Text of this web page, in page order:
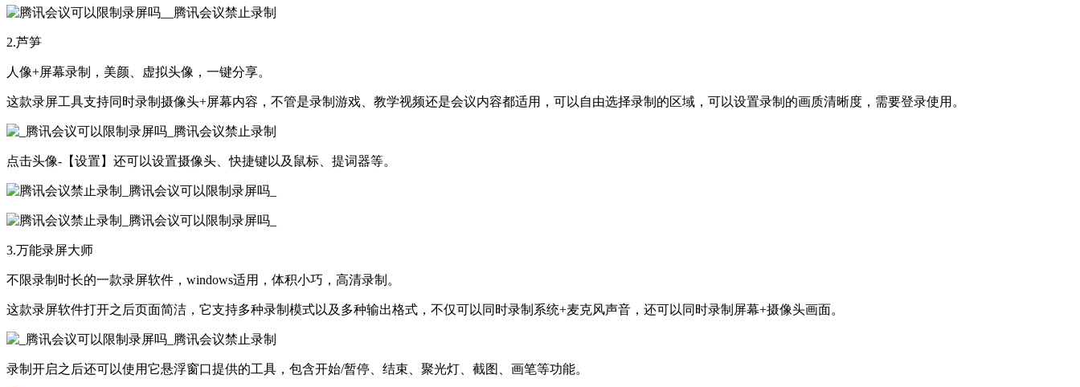
2.芦笋
人像+屏幕录制，美颜、虚拟头像，一键分享。
这款录屏工具支持同时录制摄像头+屏幕内容，不管是录制游戏、教学视频还是会议内容都适用，可以自由选择录制的区域，可以设置录制的画质清晰度，需要登录使用。
点击头像-【设置】还可以设置摄像头、快捷键以及鼠标、提词器等。
3.万能录屏大师
不限录制时长的一款录屏软件，windows适用，体积小巧，高清录制。
这款录屏软件打开之后页面简洁，它支持多种录制模式以及多种输出格式，不仅可以同时录制系统+麦克风声音，还可以同时录制屏幕+摄像头画面。
录制开启之后还可以使用它悬浮窗口提供的工具，包含开始/暂停、结束、聚光灯、截图、画笔等功能。